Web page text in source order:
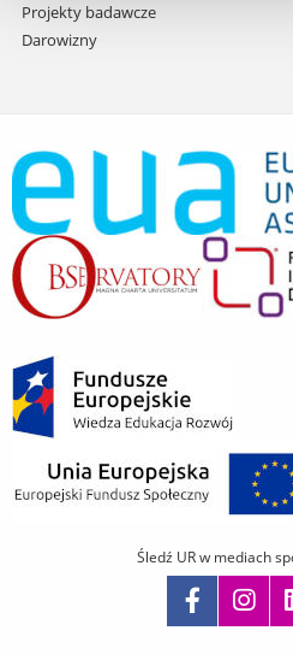
Projekty badawcze
Darowizny
Śledź UR w mediach